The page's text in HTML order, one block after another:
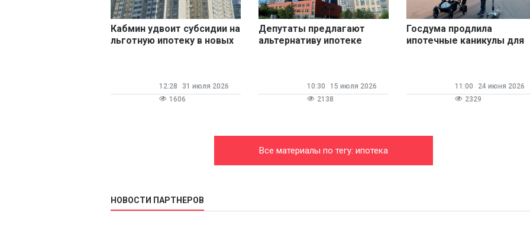
Кабмин удвоит субсидии на
льготную ипотеку в новых
12:28
31 июля 2026
1606
Депутаты предлагают
альтернативу ипотеке
10:30
15 июля 2026
2138
Госдума продлила
ипотечные каникулы для
11:00
24 июня 2026
2329
Все материалы по тегу: ипотека
НОВОСТИ ПАРТНЕРОВ